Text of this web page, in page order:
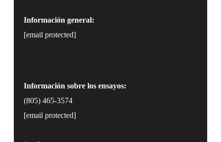
Información general:
[email protected]
Información sobre los ensayos:
(805) 465-3574
[email protected]